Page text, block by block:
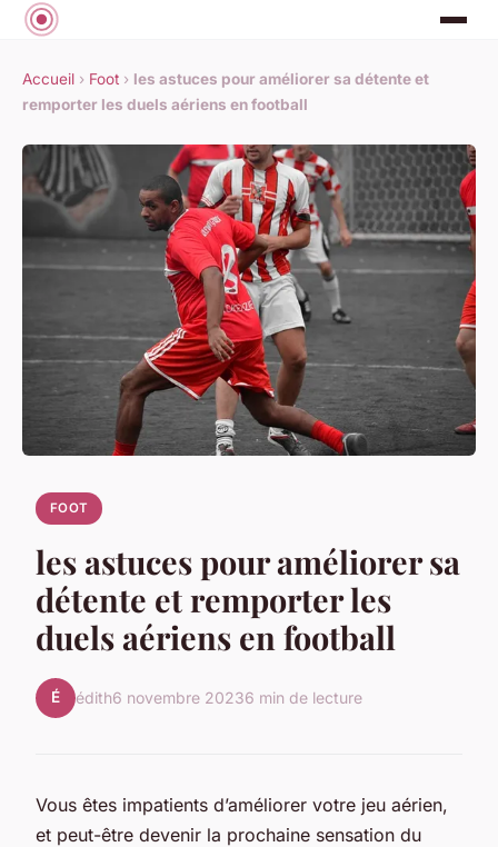
Accueil › Foot › les astuces pour améliorer sa détente et
remporter les duels aériens en football
FOOT
les astuces pour améliorer sa
détente et remporter les
duels aériens en football
É édith6 novembre 20236 min de lecture
Vous êtes impatients d’améliorer votre jeu aérien,
et peut-être devenir la prochaine sensation du